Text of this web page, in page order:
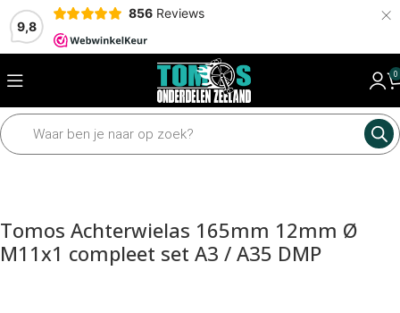
9,8
856 Reviews ×
0
Home Mechanisch Wielen en assen Assen en toebehoren
Tomos Achterwielas 165mm 12mm Ø
M11x1 compleet set A3 / A35 DMP